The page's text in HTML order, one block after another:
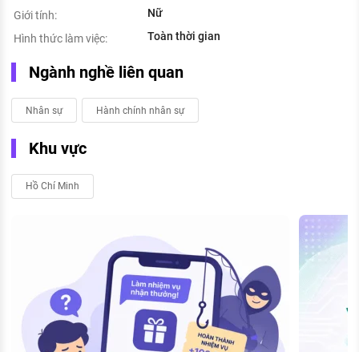
Giới tính:
Nữ
Hình thức làm việc:
Toàn thời gian
Ngành nghề liên quan
Nhân sự Hành chính nhân sự
Khu vực
Hồ Chí Minh